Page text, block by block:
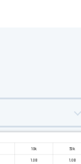
10k 50k
1.08 1.08